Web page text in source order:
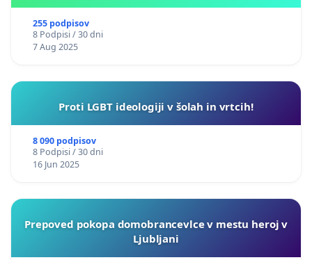
255 podpisov
8 Podpisi / 30 dni
7 Aug 2025
Proti LGBT ideologiji v šolah in vrtcih!
8 090 podpisov
8 Podpisi / 30 dni
16 Jun 2025
Prepoved pokopa domobrancevlce v mestu heroj v
Ljubljani